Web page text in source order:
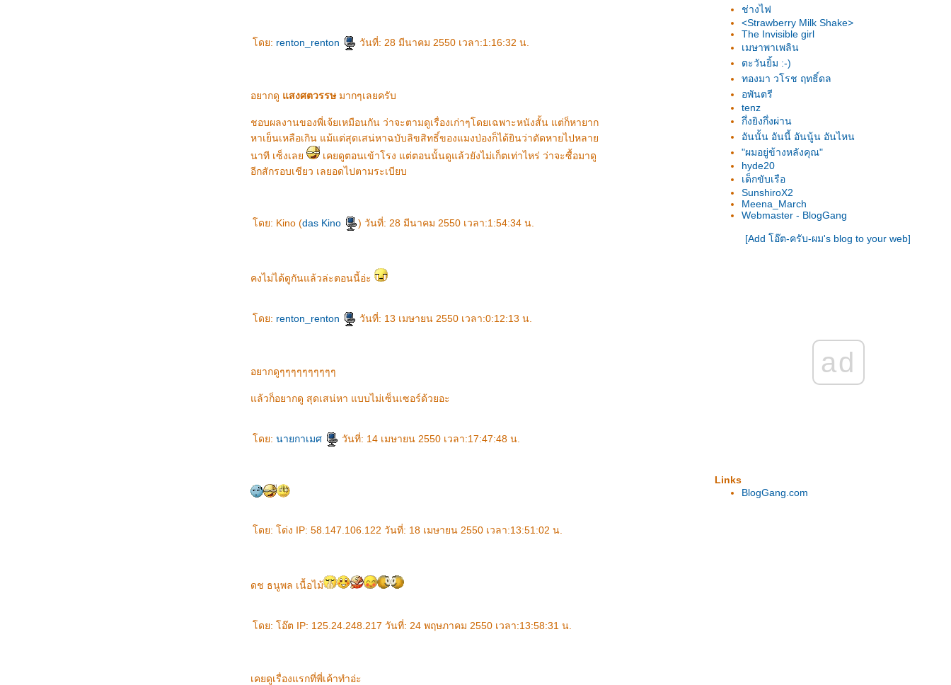
ดย: renton_renton วันที่: 28 มีนาคม 2550 เวลา:1:16:32 น.
อยากดู สงศตวรรษมากๆเลยครับ
ชอบผลงานของพี่เจ้ยเหมือนกัน ว่าจะตามดูเรื่องเก่าๆโดยเฉพาะหนังสั้น แต่ก็หายาก
หาเย็นเหลือเกิน แม้แต่สุดเสน่หาฉบับลิขสิทธิ์ของแมงป่องก็ได้ยินว่าตัดหายไปหลา
นาที เซ็งเล
เคยดูตอนเข้าโรง แต่ตอนนั้นดูแล้วยังไม่เก็ตเท่าไหร่ ว่าจะซื้อมาดู
อีกสักรอบเชียว เลยอดไปตามระเบียบ
ดย: Kino (das Kino ) วันที่: 28 มีนาคม 2550 เวลา:1:54:34 น.
คงไม่ได้ดูกันแล้วล่ะตอนนี้อ่ะ
ดย: renton_renton วันที่: 13 เมษายน 2550 เวลา:0:12:13 น.
อยากดูๆๆๆๆๆๆๆๆๆๆ
ล้วก็อยากดู สุดเสน่หา แบบไม่เซ็นเซอร์ด้วยอะ
ดย: นายกาเมศ วันที่: 14 เมษายน 2550 เวลา:17:47:48 น.
ดย: โด่ง IP: 58.147.106.122 วันที่: 18 เมษายน 2550 เวลา:13:51:02 น.
ดช ธนูพล เนื้อไม้
ดย: โอ๊ต IP: 125.24.248.217 วันที่: 24 พฤษภาคม 2550 เวลา:13:58:31 น.
เคยดูเรื่องแรกที่พี่เค้าทำอ่ะ
ช่างไฟ
<Strawberry Milk Shake>
The Invisible girl
เมษาพาเพลิน
ตะวันยิ้ม :-)
ทองมา วโรช ฤทธิ์ดล
อพันตรี
tenz
กึ่งยิงกึ่งผ่าน
อันนั้น อันนี้ อันนู้น อันไหน
"ผมอยู่ข้างหลังคุณ"
hyde20
เด็กขับเรือ
SunshiroX2
Meena_March
Webmaster - BlogGang
[Add โอ๊ต-ครับ-ผม's blog to your web]
ad
Links
BlogGang.com